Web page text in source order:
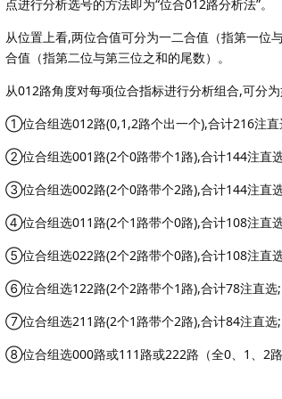
点进行分析选号的方法即为“位合012路分析法”。
从位置上看,两位合值可分为一二合值（指第一位
合值（指第二位与第三位之和的尾数）。
从012路角度对每项位合指标进行分析组合,可分为
①位合组选012路(0,1,2路个出一个),合计216注直
②位合组选001路(2个0路带个1路),合计144注直
③位合组选002路(2个0路带个2路),合计144注直
④位合组选011路(2个1路带个0路),合计108注直
⑤位合组选022路(2个2路带个0路),合计108注直
⑥位合组选122路(2个2路带个1路),合计78注直选;
⑦位合组选211路(2个1路带个2路),合计84注直选;
⑧位合组选000路或111路或222路（全0、1、2路